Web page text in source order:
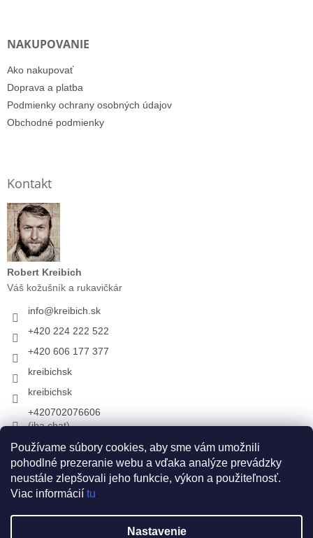
Používame súbory cookies, aby sme vám umožnili
pohodlné prezeranie webu a vďaka analýze prevádzky
neustále zlepšovali jeho funkcie, výkon a použiteľnosť.
Viac informácií tu.
Nastavenie
NAKUPOVANIE
Ako nakupovať
Doprava a platba
Podmienky ochrany osobných údajov
Obchodné podmienky
Kontakt
Robert Kreibich
Váš kožušník a rukavičkár
info@kreibich.sk
+420 224 222 522
+420 606 177 377
kreibichsk
kreibichsk
+420702076606
(iba chat)
Prijímame online platby